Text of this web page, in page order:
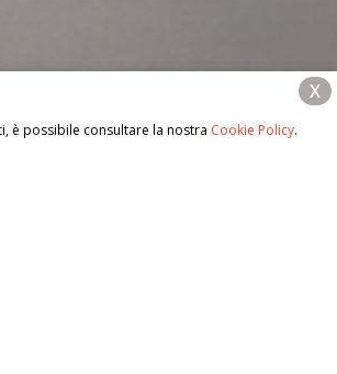
è possibile consultare la nostra Cookie Policy.
X